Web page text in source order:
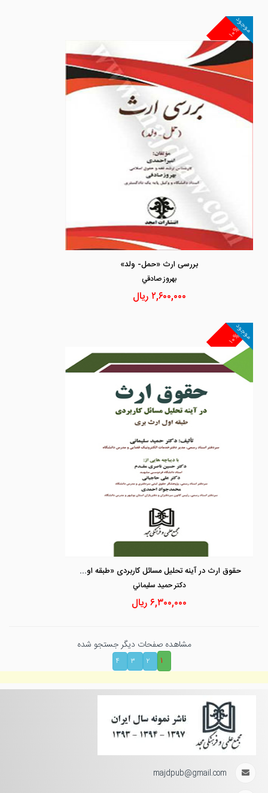
۱۰%
موجود
بررسی ارث «حمل- ولد»
بهروز صادقي
۲,۶۰۰,۰۰۰ریال
۱۰%
موجود
حقوق ارث در آینه تحلیل مسائل کاربردی «طبقه اول ارث بری»
دكتر حميد سليماني
۶,۳۰۰,۰۰۰ریال
مشاهده صفحات دیگر جستجو شده
۱
۲ ۳ ۴
majdpub@gmail.com